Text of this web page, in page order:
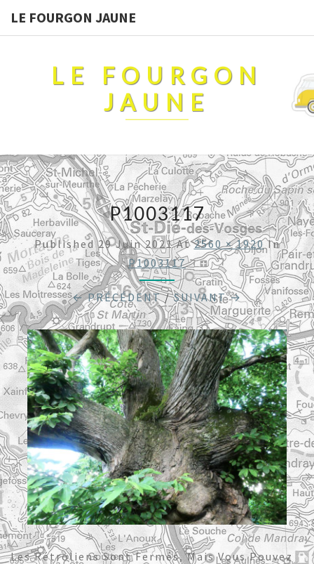
LE FOURGON JAUNE
LE FOURGON
JAUNE
P1003117
Published29 Juin 2021At2560 × 1920In
P1003117
← PRÉCÉDENT/SUIVANT →
Les Rétroliens Sont Fermés, Mais Vous Pouvez